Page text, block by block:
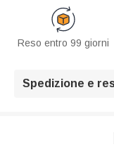
Reso entro 99 giorni
Spedizione e